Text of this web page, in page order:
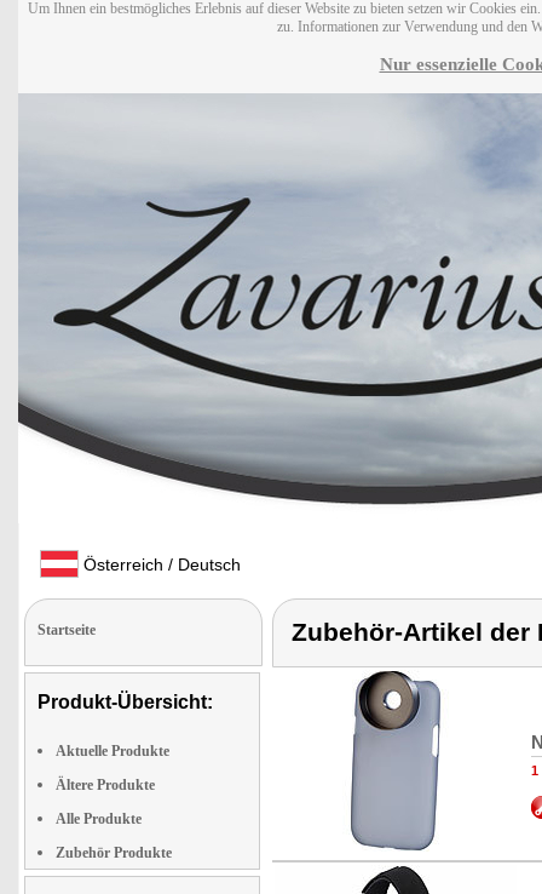
Um Ihnen ein bestmögliches Erlebnis auf dieser Website zu bieten setzen wir Cookies
zu. Informationen zur Verwendung und den
Nur essenzielle
Österreich / Deutsch
Startseite
Produkt-Übersicht:
Aktuelle Produkte
Ältere Produkte
Alle Produkte
Zubehör Produkte
Zubehör-Artikel der
1